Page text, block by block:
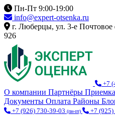
Пн-Пт 9:00-19:00
info@expert-otsenka.ru
г. Люберцы, ул. 3-е Почтовое
926
+7
О компании Партнёры Приемка
Документы Оплата Районы
+7 (926) 730-39-03 (пн-пт) +7